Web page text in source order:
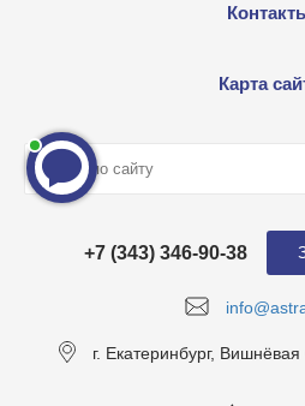
Карта
+7 (343) 346-90-38
г. Екатеринбург,